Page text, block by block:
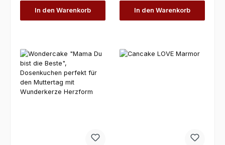
In den Warenkorb In den Warenkorb